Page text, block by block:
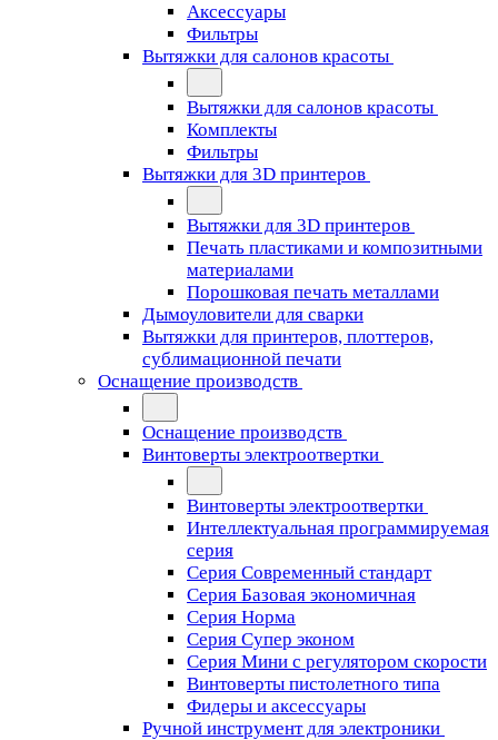
Аксессуары
Фильтры
Вытяжки для салонов красоты
Вытяжки для салонов красоты
Комплекты
Фильтры
Вытяжки для 3D принтеров
Вытяжки для 3D принтеров
Печать пластиками и композитными
материалами
Порошковая печать металлами
Дымоуловители для сварки
Вытяжки для принтеров, плоттеров,
сублимационной печати
Оснащение производств
Оснащение производств
Винтоверты электроотвертки
Винтоверты электроотвертки
Интеллектуальная программируемая
серия
Серия Современный стандарт
Серия Базовая экономичная
Серия Норма
Серия Cупер эконом
Серия Мини с регулятором скорости
Винтоверты пистолетного типа
Фидеры и аксессуары
Ручной инструмент для электроники